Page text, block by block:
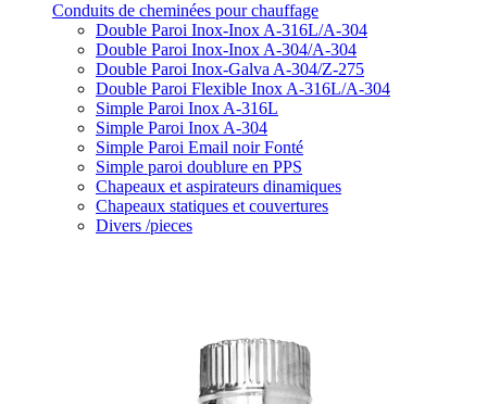
Conduits de cheminées pour chauffage
Double Paroi Inox-Inox A-316L/A-304
Double Paroi Inox-Inox A-304/A-304
Double Paroi Inox-Galva A-304/Z-275
Double Paroi Flexible Inox A-316L/A-304
Simple Paroi Inox A-316L
Simple Paroi Inox A-304
Simple Paroi Email noir Fonté
Simple paroi doublure en PPS
Chapeaux et aspirateurs dinamiques
Chapeaux statiques et couvertures
Divers /pieces